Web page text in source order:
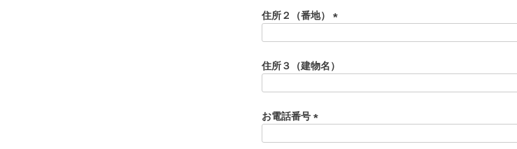
)
住所２（番地）
須
)
住所３（建物名）
お電話番号